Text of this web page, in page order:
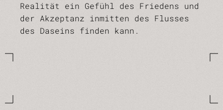
Realität ein Gefühl des Friedens und
der Akzeptanz inmitten des Flusses
des Daseins finden kann.